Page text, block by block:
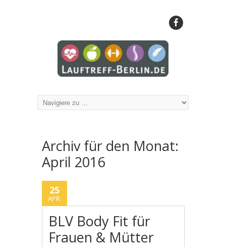
Archiv für den Monat:
April 2016
25
APR.
BLV Body Fit für
Frauen & Mütter